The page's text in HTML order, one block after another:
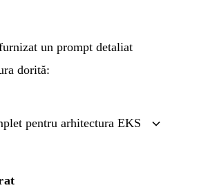
un prompt detaliat
dorită:
pentru arhitectura EKS